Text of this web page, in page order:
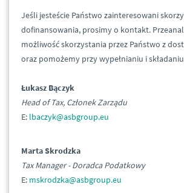
Jeśli jesteście Państwo zainteresowani
dofinansowania, prosimy o kontakt.
możliwość skorzystania przez Państwo z
oraz pomożemy przy wypełnianiu i
Łukasz Bączyk
Head of Tax, Członek Zarządu
E: lbaczyk@asbgroup.eu
Marta Skrodzka
Tax Manager - Doradca Podatkowy
E: mskrodzka@asbgroup.eu